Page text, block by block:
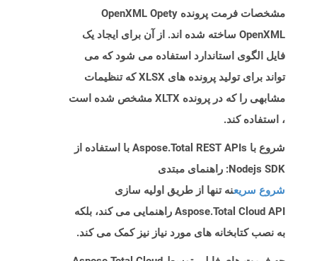
مشخصات فرمت پرونده OpenXML Opety
OpenXML ساخته شده اند. از آن برای ایجاد یک
فایل الگوی استاندارد استفاده می شود که می
تواند برای تولید پرونده های XLSX که تنظیمات
مشابهی را که در پرونده XLTX مشخص شده است
، استفاده کند.
شروع با Aspose.Total REST APIs با استفاده از
Nodejs SDK: راهنمای مبتدی
شروع سریعنه تنها از طریق اولیه سازی
Aspose.Total Cloud API راهنمایی می کند، بلکه
به نصب کتابخانه های مورد نیاز نیز کمک می کند.